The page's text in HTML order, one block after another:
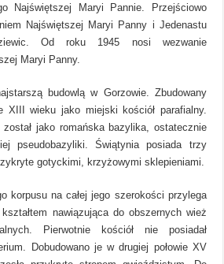
Najświętszej Maryi Pannie. Przejściowo
Najświętszej Maryi Panny i Jedenastu
Od roku 1945 nosi wezwanie
Maryi Panny.
budowlą w Gorzowie. Zbudowany
XIII wieku jako miejski kościół parafialny.
został jako romańska bazylika, ostatecznie
pseudobazyliki. Świątynia posiada trzy
gotyckimi, krzyżowymi sklepieniami.
korpusu na całej jego szerokości przylega
nawiązująca do obszernych wież
Pierwotnie kościół nie posiadał
Dobudowano je w drugiej połowie XV